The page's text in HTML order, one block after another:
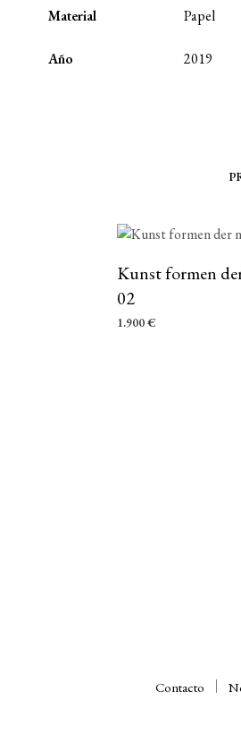
Material Papel
Año 2019
Kunst formen
02
1.900€
Contacto